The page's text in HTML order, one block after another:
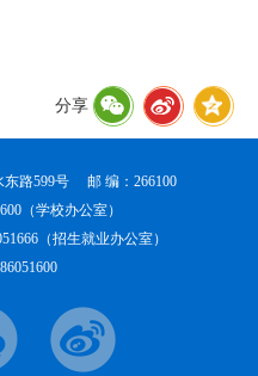
分享
东路599号 邮 编：266100
（学校办公室）
（招生就业办公室）